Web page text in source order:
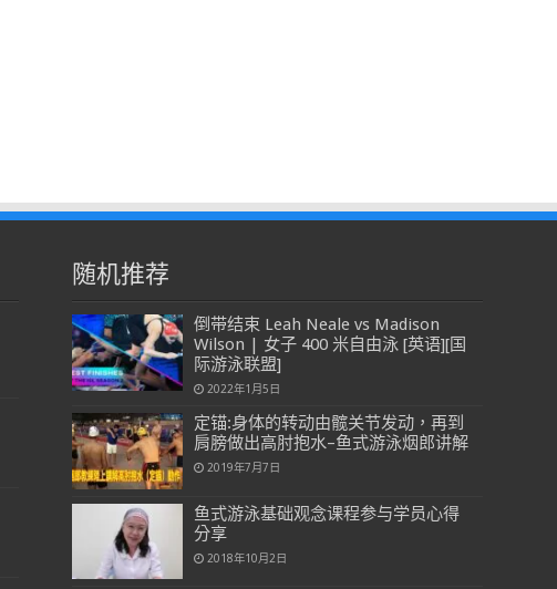
随机推荐
倒带结束 Leah Neale vs Madison
Wilson | 女子 400 米自由泳 [英语][国
际游泳联盟]
2022年1月5日
定锚:身体的转动由髋关节发动，再到
肩膀做出高肘抱水–鱼式游泳烟郎讲解
2019年7月7日
鱼式游泳基础观念课程参与学员心得
分享
2018年10月2日